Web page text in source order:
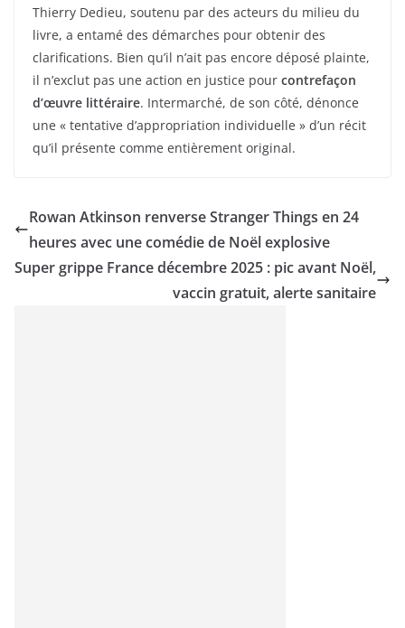
Thierry Dedieu, soutenu par des acteurs du milieu du
livre, a entamé des démarches pour obtenir des
clarifications. Bien qu’il n’ait pas encore déposé plainte,
il n’exclut pas une action en justice pour contrefaçon
d’œuvre littéraire. Intermarché, de son côté, dénonce
une « tentative d’appropriation individuelle » d’un récit
qu’il présente comme entièrement original.
Rowan Atkinson renverse Stranger Things en 24
heures avec une comédie de Noël explosive
Super grippe France décembre 2025 : pic avant Noël,
vaccin gratuit, alerte sanitaire